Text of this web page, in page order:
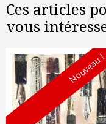
Ces articles
vous
Nouveau !